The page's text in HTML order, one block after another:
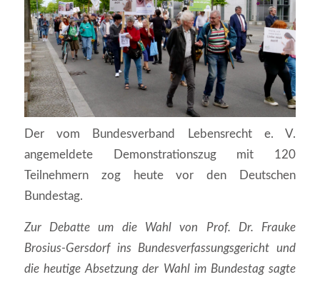
Der vom Bundesverband Lebensrecht e. V.
angemeldete Demonstrationszug mit 120
Teilnehmern zog heute vor den Deutschen
Bundestag.
Zur Debatte um die Wahl von Prof. Dr. Frauke
Brosius-Gersdorf ins Bundesverfassungsgericht und
die heutige Absetzung der Wahl im Bundestag sagte